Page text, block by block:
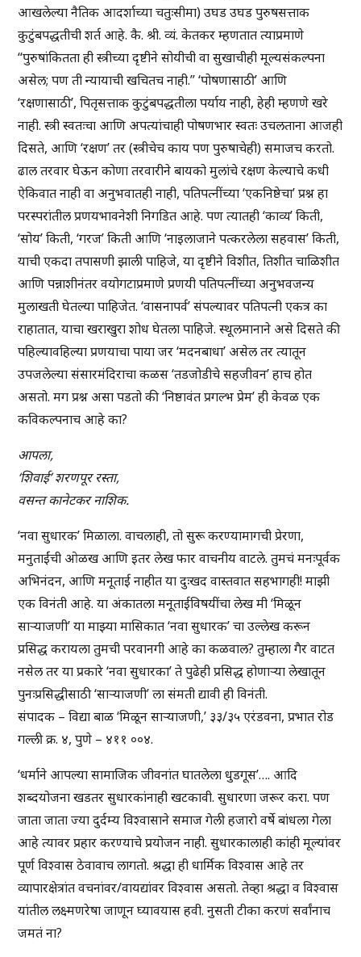
आखलेल्या नैतिक आदर्शाच्या चतुःसीमा) उघड उघड पुरुषसत्ताक
कुटुंबपद्धतीची शर्त आहे. कै. श्री. व्यं. केतकर म्हणतात त्याप्रमाणे
“पुरुषांकितता ही स्त्रीच्या दृष्टीने सोयीची वा सुखाचीही मूल्यसंकल्पना
असेल; पण ती न्यायाची खचितच नाही.” ‘पोषणासाठी’ आणि
‘रक्षणासाठी’, पितृसत्ताक कुटुंबपद्धतीला पर्याय नाही, हेही म्हणणे खरे
नाही. स्त्री स्वतःचा आणि अपत्यांचाही पोषणभार स्वतः उचलताना आजही
दिसते, आणि ‘रक्षण’ तर (स्त्रीचेच काय पण पुरुषाचेही) समाजच करतो.
ढाल तरवार घेऊन कोणा तरवारीने बायको मुलांचे रक्षण केल्याचे कधी
ऐकिवात नाही वा अनुभवातही नाही, पतिपत्नींच्या ‘एकनिष्ठेचा’ प्रश्न हा
परस्परांतील प्रणयभावनेशी निगडित आहे. पण त्यातही ‘काव्य’ किती,
‘सोय’ किती, ‘गरज’ किती आणि ‘नाइलाजाने पत्करलेला सहवास’ किती,
याची एकदा तपासणी झाली पाहिजे, या दृष्टीने विशीत, तिशीत चाळिशीत
आणि पन्नाशीनंतर वयोगटाप्रमाणे प्रणयी पतिपत्नींच्या अनुभवजन्य
मुलाखती घेतल्या पाहिजेत. ‘वासनापर्व’ संपल्यावर पतिपत्नी एकत्र का
राहातात, याचा खराखुरा शोध घेतला पाहिजे. स्थूलमानाने असे दिसते की
पहिल्यावहिल्या प्रणयाचा पाया जर ‘मदनबाधा’ असेल तर त्यातून
उपजलेल्या संसारमंदिराचा कळस ‘तडजोडीचे सहजीवन’ हाच होत
असतो. मग प्रश्न असा पडतो की ‘निष्ठावंत प्रगल्भ प्रेम’ ही केवळ एक
कविकल्पनाच आहे का?
आपला,
‘शिवाई’ शरणपूर रस्ता,
वसन्त कानेटकर नाशिक.
‘नवा सुधारक’ मिळाला. वाचलाही, तो सुरू करण्यामागची प्रेरणा,
मनुताईंची ओळख आणि इतर लेख फार वाचनीय वाटले. तुमचं मनःपूर्वक
अभिनंदन, आणि मनूताई नाहीत या दुःखद वास्तवात सहभागही! माझी
एक विनंती आहे. या अंकातला मनूताईविषयींचा लेख मी ‘मिळून
साऱ्याजणी’ या माझ्या मासिकात ‘नवा सुधारक’ चा उल्लेख करून
प्रसिद्ध करायला तुमची परवानगी आहे का कळवाल? तुम्हाला गैर वाटत
नसेल तर या प्रकारे ‘नवा सुधारका’ ते पुढेही प्रसिद्ध होणार्‍या लेखातून
पुनःप्रसिद्धीसाठी ‘साऱ्याजणी’ ला संमती द्यावी ही विनंती.
संपादक – विद्या बाळ ‘मिळून सार्‍याजणी,’ ३३/३५ एरंडवना, प्रभात रोड
गल्ली क्र. ४, पुणे – ४११ ००४.
‘धर्माने आपल्या सामाजिक जीवनांत घातलेला धुडगूस’…. आदि
शब्दयोजना खडतर सुधारकांनाही खटकावी. सुधारणा जरूर करा. पण
जाता जाता ज्या दुर्दम्य विश्वासाने समाज गेली हजारो वर्षे बांधला गेला
आहे त्यावर प्रहार करण्याचे प्रयोजन नाही. सुधारकालाही कांही मूल्यांवर
पूर्ण विश्वास ठेवावाच लागतो. श्रद्धा ही धार्मिक विश्वास आहे तर
व्यापारक्षेत्रांत वचनांवर/वायद्यांवर विश्वास असतो. तेव्हा श्रद्धा व विश्वास
यांतील लक्ष्मणरेषा जाणून घ्यावयास हवी. नुसती टीका करणं सर्वांनाच
जमतं ना?